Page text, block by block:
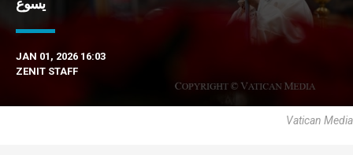
JAN 01, 2026 16:03
ZENIT STAFF
Vatican Media